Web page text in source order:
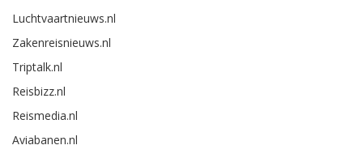
Luchtvaartnieuws.nl
Zakenreisnieuws.nl
Triptalk.nl
Reisbizz.nl
Reismedia.nl
Aviabanen.nl